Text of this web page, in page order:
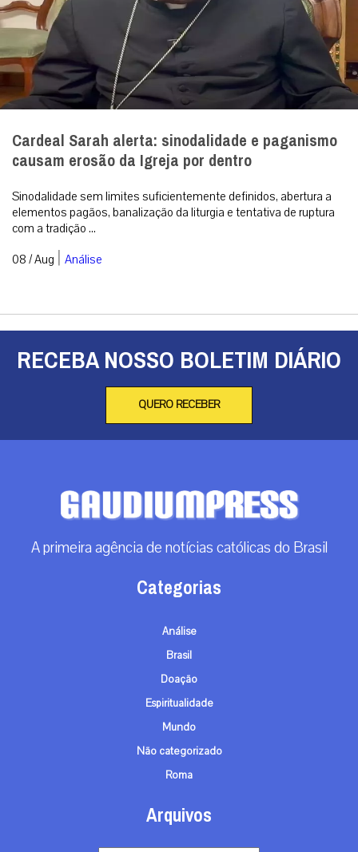
Cardeal Sarah alerta: sinodalidade e paganismo
causam erosão da Igreja por dentro
Sinodalidade sem limites suficientemente definidos, abertura a
elementos pagãos, banalização da liturgia e tentativa de ruptura
com a tradição ...
08 / Aug | Análise
RECEBA NOSSO BOLETIM DIÁRIO
QUERO RECEBER
A primeira agência de notícias católicas do Brasil
Categorias
Análise
Brasil
Doação
Espiritualidade
Mundo
Não categorizado
Roma
Arquivos